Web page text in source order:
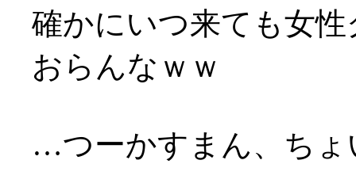
確かにいつ来ても女
おらんなｗｗ
…つーかすまん、ちょ